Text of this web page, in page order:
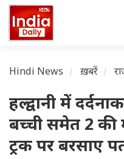
Hindi News ख़बरें
हल्द्वानी में
बच्ची समेत 2 की
ट्रक पर बरसाए